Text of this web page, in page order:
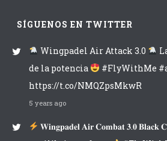
SÍGUENOS EN TWITTER
Wingpadel Air Attack 3.0
de la potencia
#FlyWithMe
https://t.co/NMQZpsMkwR
5 years ago
𝐖𝐢𝐧𝐠𝐩𝐚𝐝𝐞𝐥 𝐀𝐢𝐫 𝐂𝐨𝐦𝐛𝐚𝐭 𝟑.𝟎 𝐁𝐥𝐚𝐜𝐤